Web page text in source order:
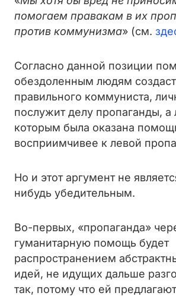
помогаем правакам в их
против коммунизма» (см.
Согласно данной позиции
обездоленным людям
правильного коммуниста,
послужит делу пропаганды, а
которым была оказана
восприимчивее к левой
Но и этот аргумент не
нибудь убедительным.
Во-первых, «пропаганда»
гуманитарную помощь будет
распространением
идей, не идущих дальше
так, потому что ей